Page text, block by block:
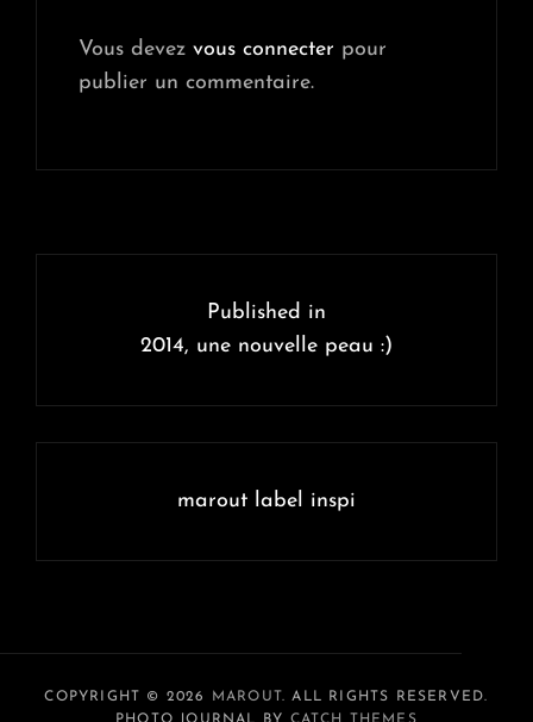
Vous devez vous connecter pour
publier un commentaire.
l’article
Published in
2014, une nouvelle peau :)
marout label inspi
COPYRIGHT © 2026 MAROUT. ALL RIGHTS RESERVED.